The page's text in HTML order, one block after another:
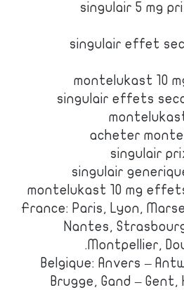
singulair 5 mg
singulair effet
montelukast 10
singulair effets
acheter
singulair
singulair
montelukast 10 mg
France: Paris, Lyon,
Nantes,
Montpellier,
Belgique: Anvers –
Brugge, Gand –